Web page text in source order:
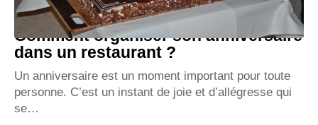
Comment organiser son anniversaire
dans un restaurant ?
Un anniversaire est un moment important pour toute
personne. C’est un instant de joie et d’allégresse qui
se…